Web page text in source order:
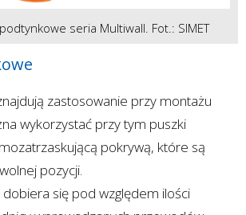
seria Multiwall. Fot.: SIMET
zastosowanie przy montażu
wykorzystać przy tym puszki
pokrywą, które są
pozycji.
dobiera się pod względem ilości